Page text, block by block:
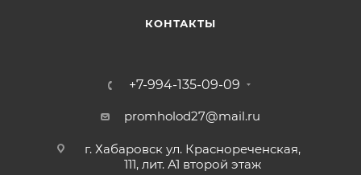
КОНТАКТЫ
+7-994-135-09-09
promholod27@mail.ru
г. Хабаровск ул. Краснореченская,
111, лит. А1 второй этаж